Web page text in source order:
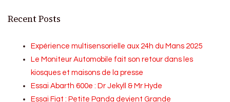
Recent Posts
Expérience multisensorielle aux 24h du Mans 2025
Le Moniteur Automobile fait son retour dans les
kiosques et maisons de la presse
Essai Abarth 600e : Dr Jekyll & Mr Hyde
Essai Fiat : Petite Panda devient Grande